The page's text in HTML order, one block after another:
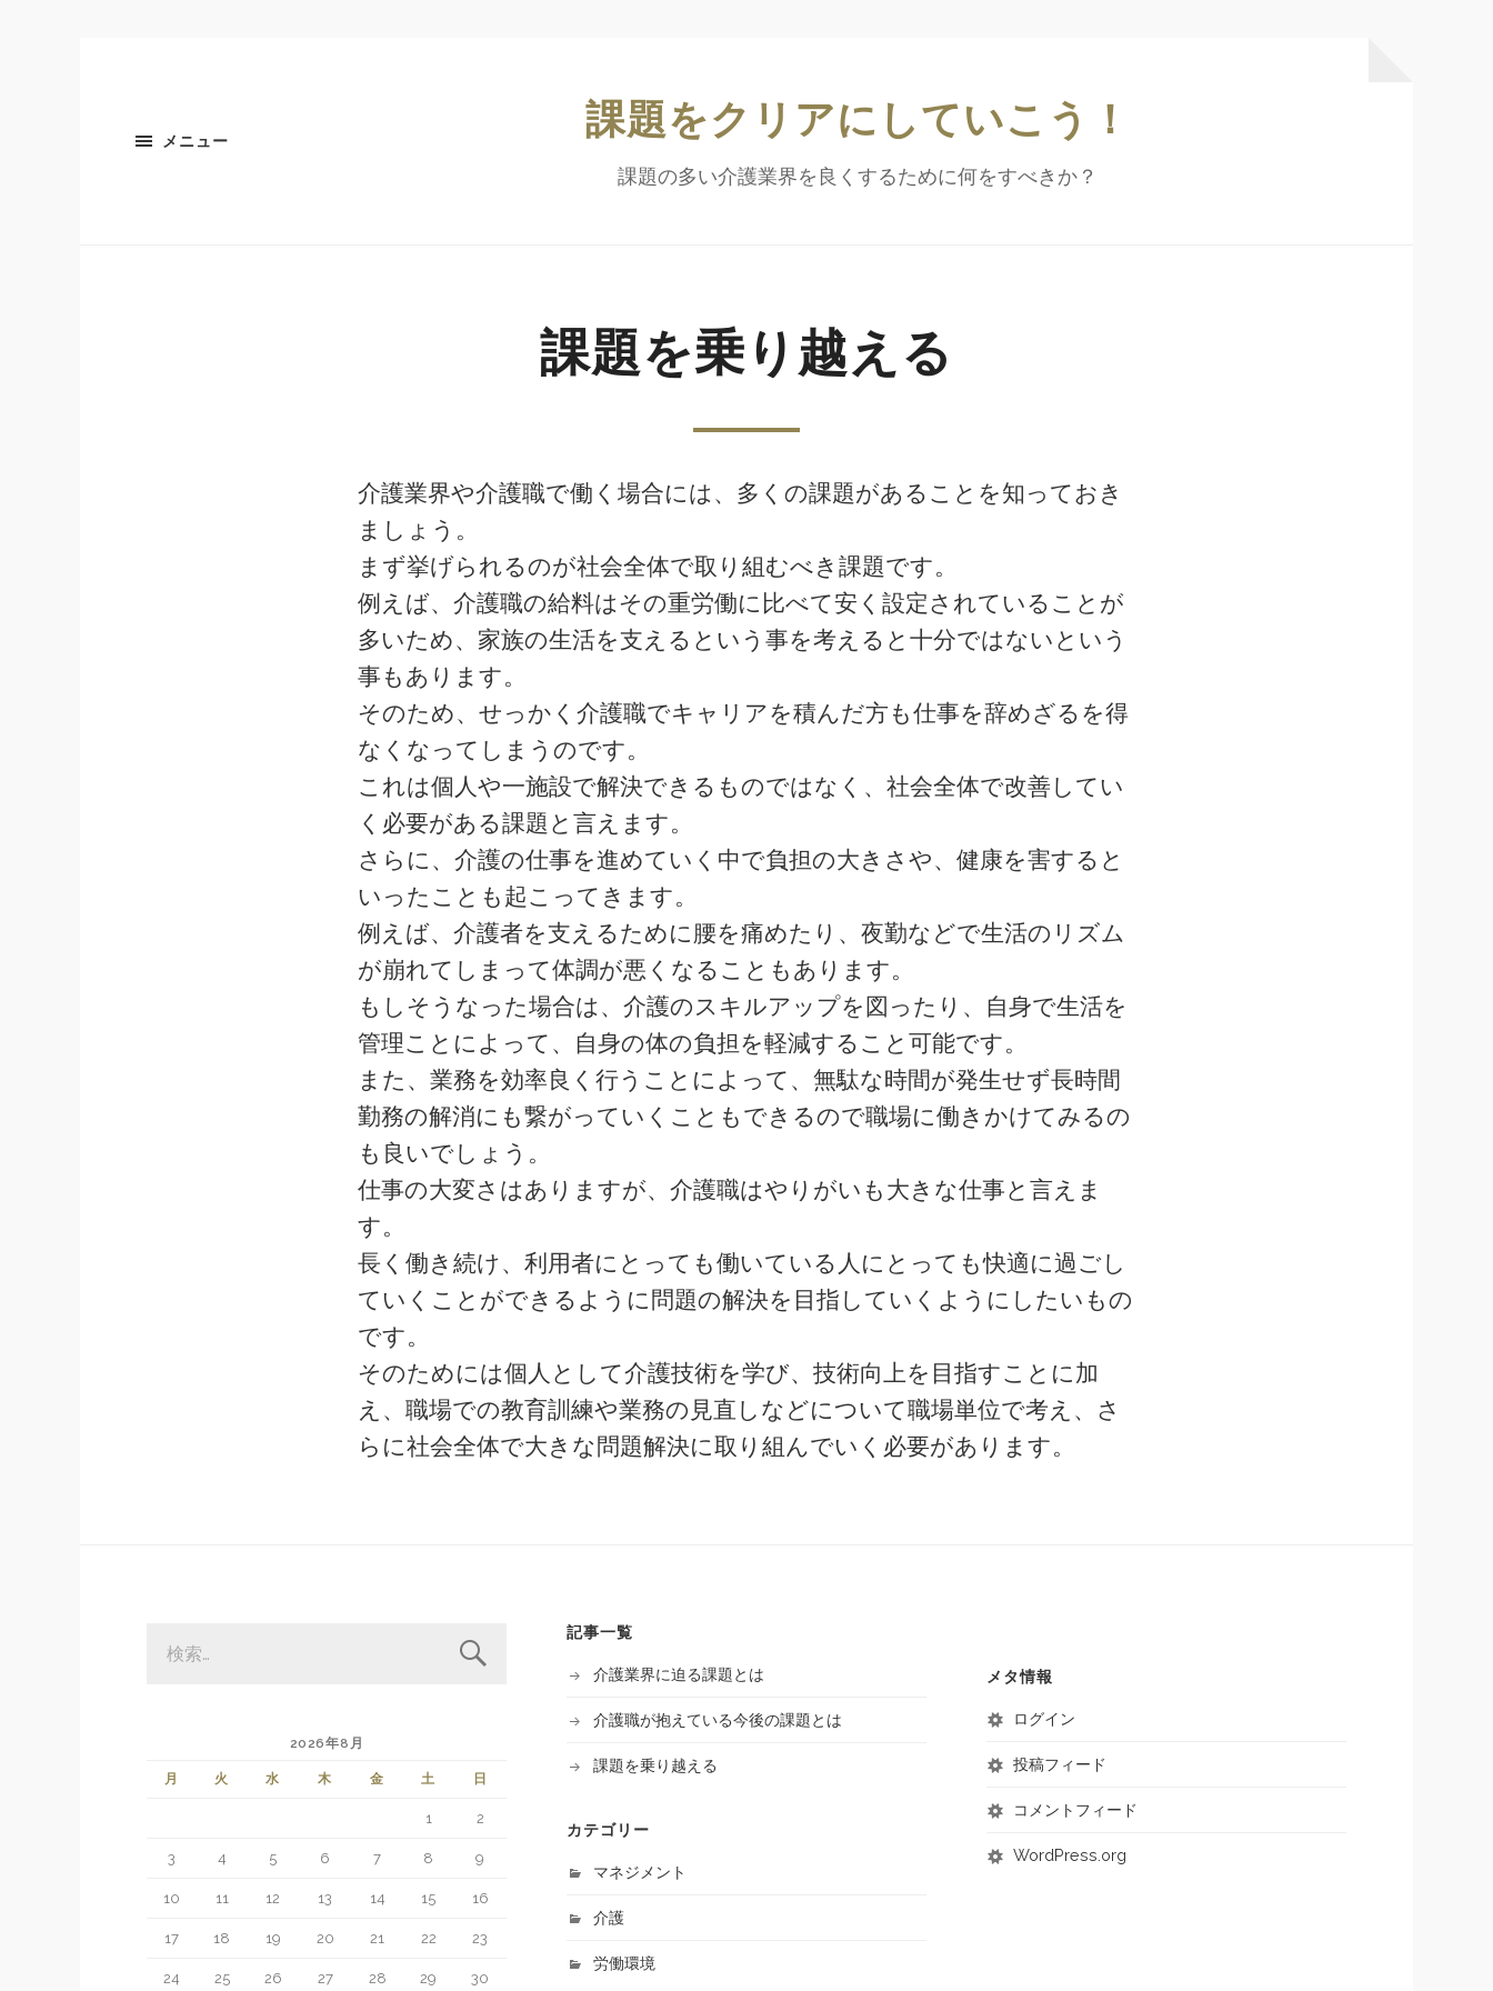
メニュー 課題をクリアにしていこう！
課題の多い介護業界を良くするために何をすべきか？
課題を乗り越える
介護業界や介護職で働く場合には、多くの課題があることを知っておき
ましょう。
まず挙げられるのが社会全体で取り組むべき課題です。
例えば、介護職の給料はその重労働に比べて安く設定されていることが
多いため、家族の生活を支えるという事を考えると十分ではないという
事もあります。
そのため、せっかく介護職でキャリアを積んだ方も仕事を辞めざるを得
なくなってしまうのです。
これは個人や一施設で解決できるものではなく、社会全体で改善してい
く必要がある課題と言えます。
さらに、介護の仕事を進めていく中で負担の大きさや、健康を害すると
いったことも起こってきます。
例えば、介護者を支えるために腰を痛めたり、夜勤などで生活のリズム
が崩れてしまって体調が悪くなることもあります。
もしそうなった場合は、介護のスキルアップを図ったり、自身で生活を
管理ことによって、自身の体の負担を軽減すること可能です。
また、業務を効率良く行うことによって、無駄な時間が発生せず長時間
勤務の解消にも繋がっていくこともできるので職場に働きかけてみるの
も良いでしょう。
仕事の大変さはありますが、介護職はやりがいも大きな仕事と言えま
す。
長く働き続け、利用者にとっても働いている人にとっても快適に過ごし
ていくことができるように問題の解決を目指していくようにしたいもの
です。
そのためには個人として介護技術を学び、技術向上を目指すことに加
え、職場での教育訓練や業務の見直しなどについて職場単位で考え、さ
らに社会全体で大きな問題解決に取り組んでいく必要があります。
索:
2026年8月
月 火 水 木 金 土 日
1 2
3 4 5 6 7 8 9
10 11 12 13 14 15 16
17 18 19 20 21 22 23
24 25 26 27 28 29 30
記事一覧
介護業界に迫る課題とは
介護職が抱えている今後の課題とは
課題を乗り越える
カテゴリー
マネジメント
介護
労働環境
メタ情報
ログイン
投稿フィード
コメントフィード
WordPress.org